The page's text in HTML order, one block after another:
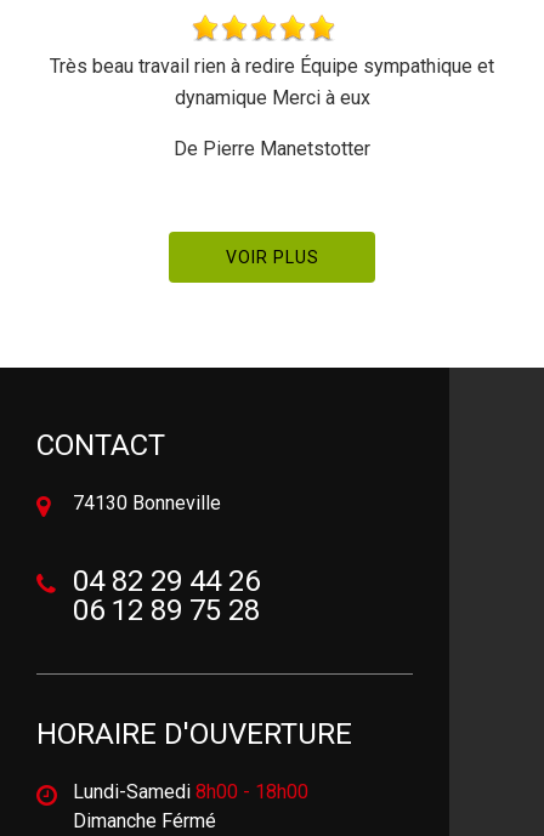
Très beau travail rien à redire Équipe sympathique et
dynamique Merci à eux
De Pierre Manetstotter
VOIR PLUS
CONTACT
74130 Bonneville
04 82 29 44 26
06 12 89 75 28
HORAIRE D'OUVERTURE
Lundi-Samedi 8h00 - 18h00
Dimanche Férmé